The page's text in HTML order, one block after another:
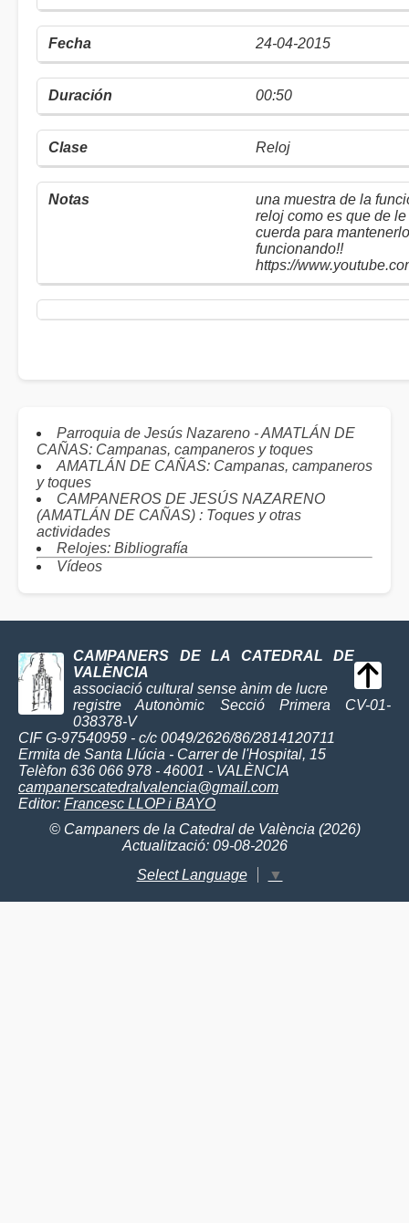
24-04-2015
00:50
Reloj
una muestra de la
reloj como es que de le
cuerda para mantenerlo
funcionando!!
https://
Parroquia de Jesús Nazareno - AMATLÁN DE
CAÑAS: Campanas, campaneros y toques
AMATLÁN DE CAÑAS: Campanas, campaneros
y toques
CAMPANEROS DE JESÚS NAZARENO
(AMATLÁN DE CAÑAS) : Toques y otras
actividades
Relojes: Bibliografía
Vídeos
CAMPANERS DE LA CATEDRAL DE
VALÈNCIA
associació cultural sense ànim de lucre
registre Autonòmic Secció Primera CV-01-
038378-V
CIF G-97540959 - c/c 0049/2626/86/2814120711
Ermita de Santa Llúcia - Carrer de l'Hospital, 15
Telèfon 636 066 978 - 46001 - VALÈNCIA
campanerscatedralvalencia@gmail.com
Editor: Francesc LLOP i BAYO
© Campaners de la Catedral de València (2026)
Actualització: 09-08-2026
Select Language
▼